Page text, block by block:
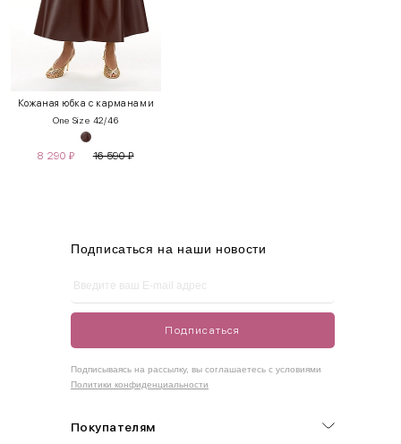
Кожаная юбка с карманами
One Size 42/46
8 290 ₽ 16 590₽
RUS
42-44
42-50
Как правильно себя обмерить
Измеряется по самым выступающим точкам.
Покупателям
Подписаться на наши новости
Подписаться
Подписываясь на рассылку, вы соглашаетесь с условиями
Политики конфиденциальности